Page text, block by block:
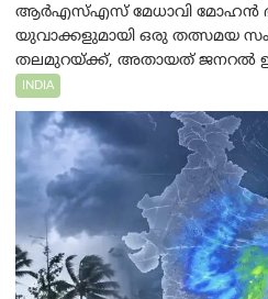
ആർ‌എസ്‌എസ് മേധാവി മോഹൻ
യുവാക്കളുമായി ഒരു തത്സമയ
തലമുറയ്ക്ക്, അതായത് ജനറൽ
INDIA